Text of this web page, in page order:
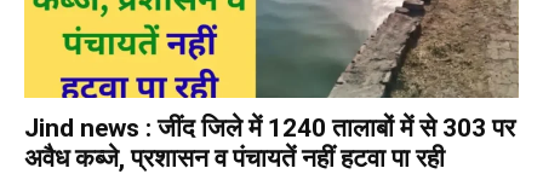
Jind news : जींद जिले में 1240 तालाबों में से 303 पर
अवैध कब्जे, प्रशासन व पंचायतें नहीं हटवा पा रही